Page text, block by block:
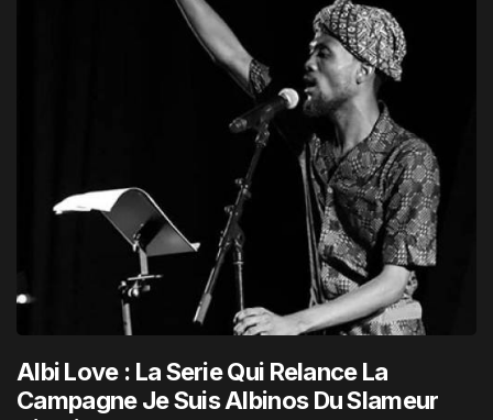
Albi Love : La Serie Qui Relance La
Campagne Je Suis Albinos Du Slameur